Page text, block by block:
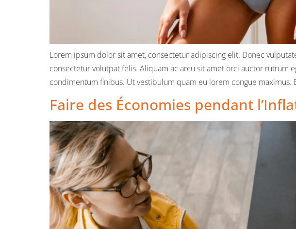
Lorem ipsum dolor sit amet, consectetur adipiscing elit. Donec
consectetur volutpat felis. Aliquam ac arcu sit amet orci auctor
condimentum finibus. Ut vestibulum quam eu lorem congue
Faire des Économies pendant